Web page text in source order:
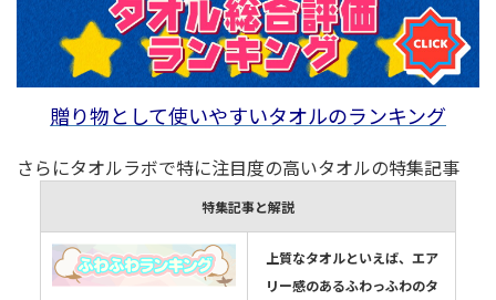
贈り物として使いやすいタオルのランキング
さらにタオルラボで特に注目度の高いタオルの特集記事
特集記事と解説
上質なタオルといえば、エア
リー感のあるふわっふわのタ